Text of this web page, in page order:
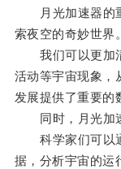
月光加速器的重
索夜空的奇妙世界。
我们可以更加清
活动等宇宙现象，
发展提供了重要的
同时，月光加速
科学家们可以通
据，分析宇宙的运